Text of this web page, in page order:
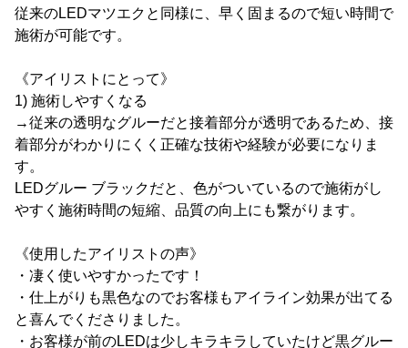
従来のLEDマツエクと同様に、早く固まるので短い時間で
施術が可能です。
《アイリストにとって》
1) 施術しやすくなる
→従来の透明なグルーだと接着部分が透明であるため、接
着部分がわかりにくく正確な技術や経験が必要になりま
す。
LEDグルー ブラックだと、色がついているので施術がし
やすく施術時間の短縮、品質の向上にも繋がります。
《使用したアイリストの声》
・凄く使いやすかったです！
・仕上がりも黒色なのでお客様もアイライン効果が出てる
と喜んでくださりました。
・お客様が前のLEDは少しキラキラしていたけど黒グルー